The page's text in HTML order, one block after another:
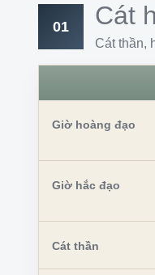
01 Cát
Cát thần,
Giờ hoàng đạo
Giờ hắc đạo
Cát thần